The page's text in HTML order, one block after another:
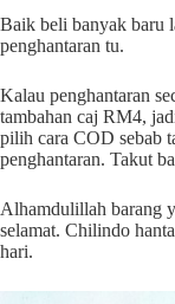
Baik beli banyak baru
penghantaran tu.
Kalau penghantaran
tambahan caj RM4,
pilih cara COD sebab
penghantaran. Takut
Alhamdulillah barang
selamat. Chilindo
hari.